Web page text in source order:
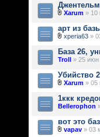
Xarum » 10
арт из
xperia63 »
База 26,
Troll » 25 июн
Убийство
Xarum » 05
1ккк
Bellerophon
вот это
vapav » 03